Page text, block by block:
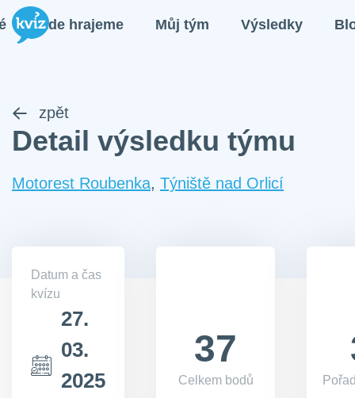
Kde hrajeme Můj tým Výsledky
zpět
Detail výsledku týmu
Motorest Roubenka ,Týniště nad Orlicí
Datum a čas
kvízu
27.
03.
2025
37
Celkem bodů